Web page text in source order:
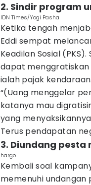
2. Sindir program
IDN Times/Yogi Pasha
Ketika tengah
Eddi sempat
Keadilan Sosial
dapat
ialah pajak kendaraan.
“(Uang menggelar
katanya mau
yang
Terus pendapatan
3. Diundang
hargo
Kembali soal
memenuhi undangan